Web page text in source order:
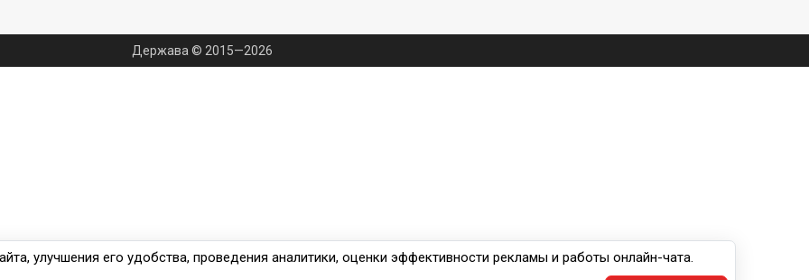
Держава © 2015—2026
улучшения его удобства, проведения аналитики, оценки эффективности рекламы и работы онлайн-чата.